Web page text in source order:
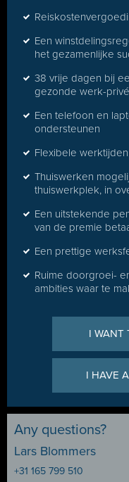
Een
het gezamenlijke
38 vrije dagen bij
gezonde werk-
Een telefoon en
ondersteunen
Flexibele
Thuiswerken
thuiswerkplek, in
Een uitstekende
van de premie
Een prettige
Ruime doorgroei-
ambities waar te
I WANT
I HAVE
Any questions?
Lars Blommers
+31 165 799 510